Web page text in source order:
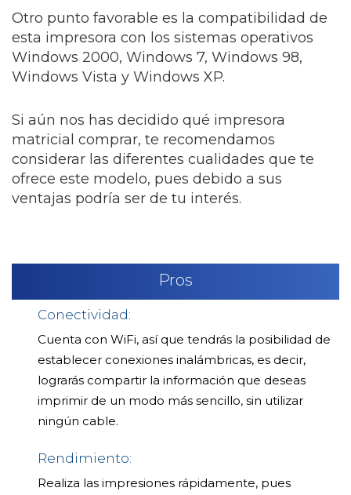
Otro punto favorable es la compatibilidad de
esta impresora con los sistemas operativos
Windows 2000, Windows 7, Windows 98,
Windows Vista y Windows XP.
Si aún nos has decidido qué impresora
matricial comprar, te recomendamos
considerar las diferentes cualidades que te
ofrece este modelo, pues debido a sus
ventajas podría ser de tu interés.
Pros
Conectividad:
Cuenta con WiFi, así que tendrás la posibilidad de
establecer conexiones inalámbricas, es decir,
lograrás compartir la información que deseas
imprimir de un modo más sencillo, sin utilizar
ningún cable.
Rendimiento:
Realiza las impresiones rápidamente, pues